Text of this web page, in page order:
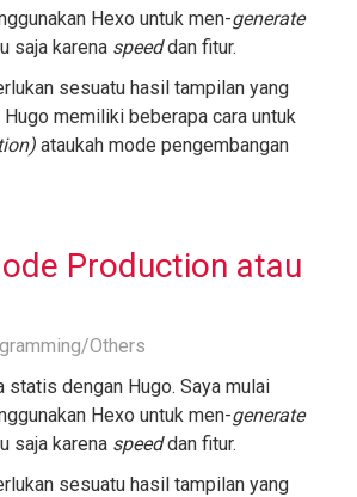
Hexo untuk men-generate
saja karena speeddan fitur.
sesuatu hasil tampilan yang
Hugo memiliki beberapa cara untuk
ataukah mode pengembangan
Production atau
Others
statis dengan Hugo. Saya mulai
Hexo untuk men-generate
saja karena speeddan fitur.
sesuatu hasil tampilan yang